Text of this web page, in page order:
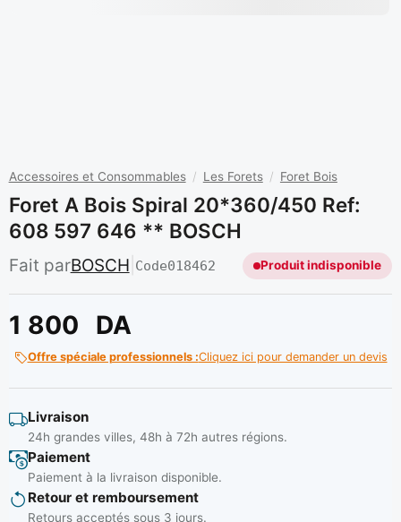
Accessoires et Consommables / Les Forets / Foret Bois
Foret A Bois Spiral 20*360/450 Ref:
608 597 646 ** BOSCH
Fait parBOSCH Code018462 Produit indisponible
1 800 DA
Offre spéciale professionnels :Cliquez ici pour demander un devis
Livraison
24h grandes villes, 48h à 72h autres régions.
Paiement
Paiement à la livraison disponible.
Retour et remboursement
Retours acceptés sous 3 jours.